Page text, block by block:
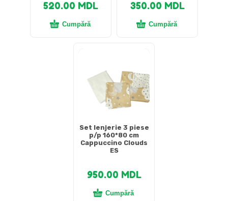
520.00 MDL
Cumpără
350.00 MDL
Cumpără
Set lenjerie 3 piese
p/p 160*80 cm
Cappuccino Clouds
ES
950.00 MDL
Cumpără